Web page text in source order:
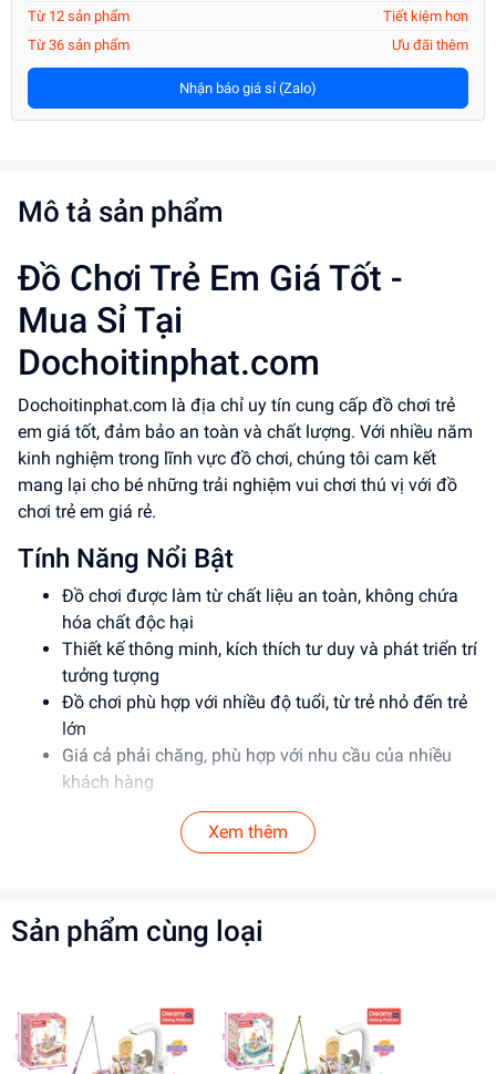
Từ 12 sản phẩm
Tiết kiệm hơn
Từ 36 sản phẩm
Ưu đãi thêm
Nhận báo giá sỉ (Zalo)
Mô tả sản phẩm
Đồ Chơi Trẻ Em Giá Tốt -
Mua Sỉ Tại
Dochoitinphat.com
Dochoitinphat.com là địa chỉ uy tín cung cấp đồ chơi trẻ
em giá tốt, đảm bảo an toàn và chất lượng. Với nhiều năm
kinh nghiệm trong lĩnh vực đồ chơi, chúng tôi cam kết
mang lại cho bé những trải nghiệm vui chơi thú vị với đồ
chơi trẻ em giá rẻ.
Tính Năng Nổi Bật
Đồ chơi được làm từ chất liệu an toàn, không chứa
hóa chất độc hại
Thiết kế thông minh, kích thích tư duy và phát triển trí
tưởng tượng
Đồ chơi phù hợp với nhiều độ tuổi, từ trẻ nhỏ đến trẻ
lớn
Giá cả phải chăng, phù hợp với nhu cầu của nhiều
khách hàng
Thông Số Sản Phẩm
Chất liệu: Nhựa an toàn
Độ tuổi phù hợp: 3-6 tuổi
Đọc kỹ hướng dẫn trước khi sử dụng
Cho trẻ chơi dưới sự giám sát của người lớn
Xem thêm
Sản phẩm cùng loại